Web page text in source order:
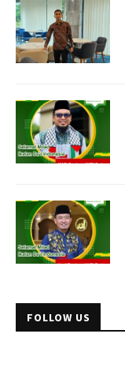
FOLLOW US